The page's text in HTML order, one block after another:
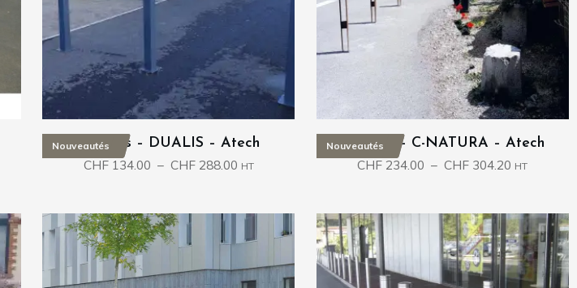
Nouveautés
Potelets – DUALIS – Atech
CHF134.00 – CHF288.00Plage
CHF 134.00
HT
Nouveautés
Potelets – C-NATURA – Atech
CHF 234.00 – CHF 304.20 Plage
CHF
à
CHF
HT